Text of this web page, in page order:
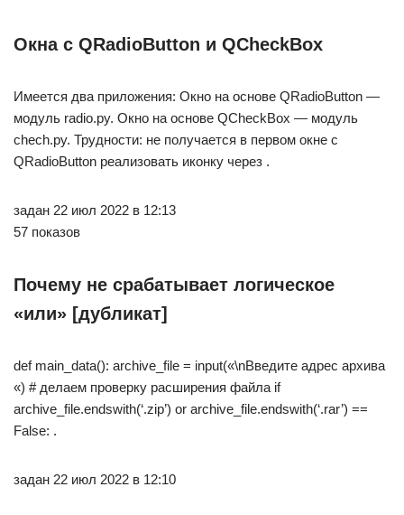
Окна с QRadioButton и QCheckBox
Имеется два приложения: Окно на основе QRadioButton —
модуль radio.py. Окно на основе QCheckBox — модуль
chech.py. Трудности: не получается в первом окне с
QRadioButton реализовать иконку через .
задан 22 июл 2022 в 12:13
57 показов
Почему не срабатывает логическое
«или» [дубликат]
def main_data(): archive_file = input(«\nВведите адрес архива
«) # делаем проверку расширения файла if
archive_file.endswith(‘.zip’) or archive_file.endswith(‘.rar’) ==
False: .
задан 22 июл 2022 в 12:10